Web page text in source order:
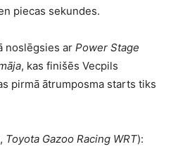
piecas sekundes.
noslēgsies ar Power Stage
, kas finišēs Vecpils
pirmā ātrumposma starts tiks
Toyota Gazoo Racing WRT):